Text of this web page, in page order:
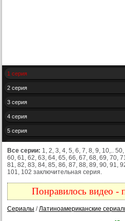
1 серия
2 серия
3 серия
4 серия
5 серия
7 серия
8 серия
9 серия
Все серии: 1, 2, 3, 4, 5, 6, 7, 8, 9, 10,..
60, 61, 62, 63, 64, 65, 66, 67, 68, 69, 70,
81, 82, 83, 84, 85, 86, 87, 88, 89, 90, 91,
101, 102 заключительная серия.
Понравилось видео -
Сериалы /Латиноамериканские